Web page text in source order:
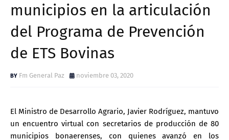
municipios en la articulación
del Programa de Prevención
de ETS Bovinas
Fm General Paz noviembre 03, 2020
El Ministro de Desarrollo Agrario, Javier Rodríguez, mantuvo
un encuentro virtual con secretarios de producción de 80
municipios bonaerenses, con quienes avanzó en los